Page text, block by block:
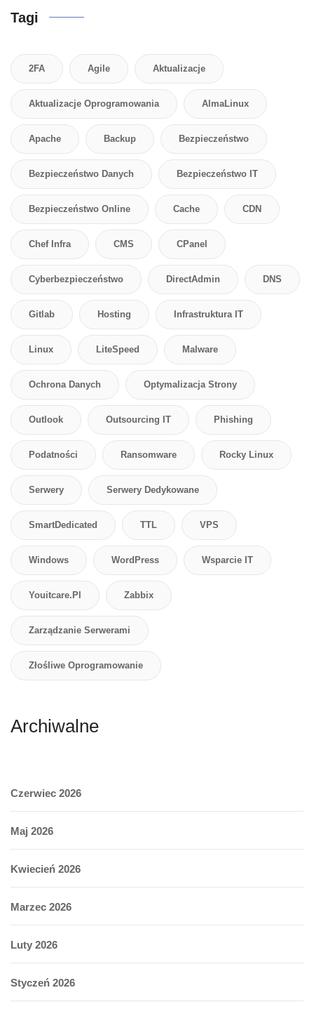
Tagi
2FA Agile Aktualizacje
Aktualizacje Oprogramowania AlmaLinux
Apache Backup Bezpieczeństwo
Bezpieczeństwo Danych Bezpieczeństwo IT
Bezpieczeństwo Online Cache CDN
Chef Infra CMS CPanel
Cyberbezpieczeństwo DirectAdmin DNS
Gitlab Hosting Infrastruktura IT
Linux LiteSpeed Malware
Ochrona Danych Optymalizacja Strony
Outlook Outsourcing IT Phishing
Podatności Ransomware Rocky Linux
Serwery Serwery Dedykowane
SmartDedicated TTL VPS
Windows WordPress Wsparcie IT
Youitcare.pl Zabbix
Zarządzanie Serwerami
Złośliwe Oprogramowanie
Archiwalne
Czerwiec 2026
Maj 2026
Kwiecień 2026
Marzec 2026
Luty 2026
Styczeń 2026